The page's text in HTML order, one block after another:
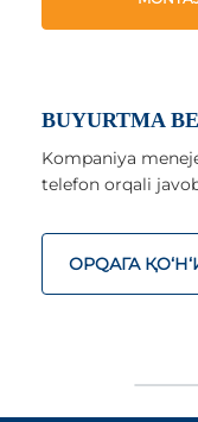
BUYURTMA
Kompaniya
telefon orqali
ОРQАГА